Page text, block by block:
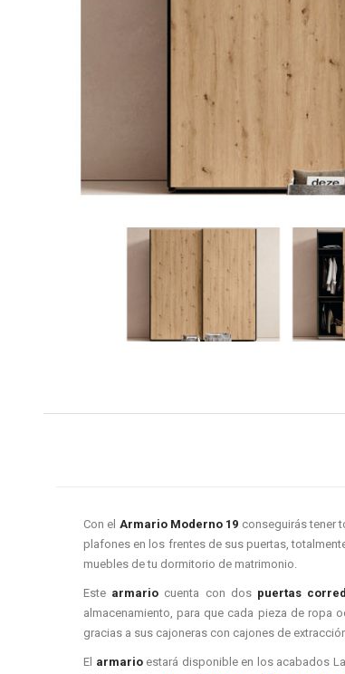
Con el Armario Moderno 19 conseguirás tener
plafones en los frentes de sus puertas,
muebles de tu dormitorio de matrimonio.
Este armario cuenta con dos puertas
almacenamiento, para que cada pieza de ropa
gracias a sus cajoneras con cajones de
El armarioestará disponible en los acabados